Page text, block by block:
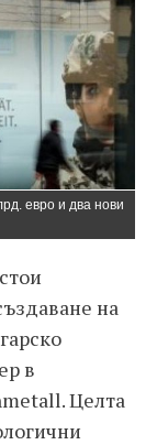
евро и два нови
на
в
Целта